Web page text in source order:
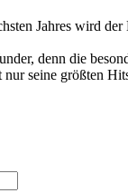
Jahres wird
denn die
seine größten